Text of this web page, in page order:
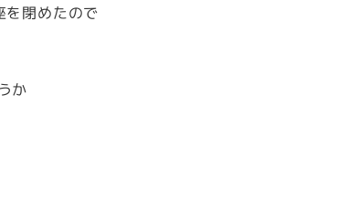
を閉めたので
か